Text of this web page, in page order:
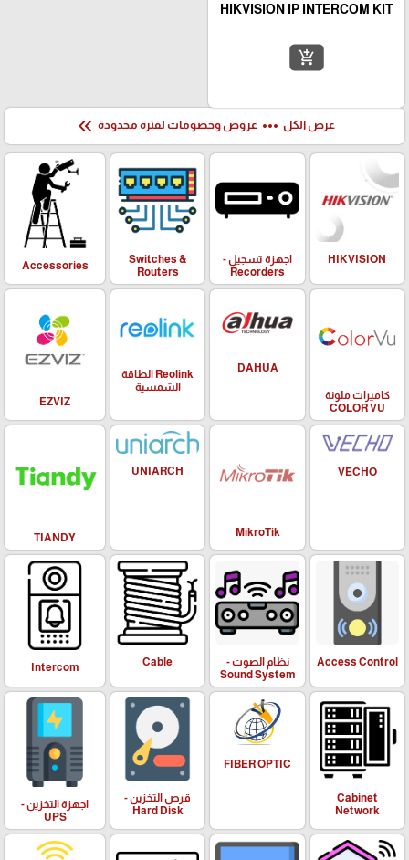
HIKVISION IP INTERCOM KIT
add_shopping_cart
عرض الكل more_horiz عروض وخصومات لفترة محدودة keyboard_double_arrow_left
HIKVISION
اجهزة تسجيل -
Recorders
Switches &
Routers
Accessories
كاميرات ملونة
COLOR VU
DAHUA
Reolink الطاقة
الشمسية
EZVIZ
VECHO
MikroTik
UNIARCH
TIANDY
Access Control
نظام الصوت -
Sound System
Cable
Intercom
Cabinet
Network
FIBER OPTIC
قرص التخزين -
Hard Disk
اجهزة التخزين -
UPS